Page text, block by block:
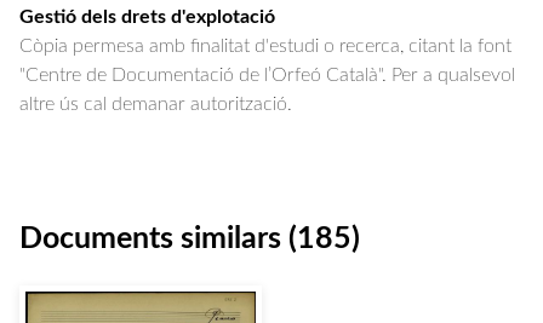
Gestió dels drets d'explotació
Còpia permesa amb finalitat d'estudi o recerca, citant la font
"Centre de Documentació de l’Orfeó Català". Per a qualsevol
altre ús cal demanar autorització.
Documents similars (185)